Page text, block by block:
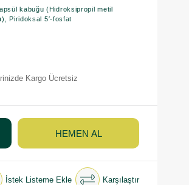
kabuğu (Hidroksipropil metil
Piridoksal 5′-fosfat
Kargo Ücretsiz
İstek Listeme Ekle Karşılaştır